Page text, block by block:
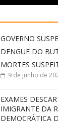
GOVERNO
DENGUE DO
MORTES
9 de junho de
EXAMES
IMIGRANTE DA
DEMOCRÁTICA